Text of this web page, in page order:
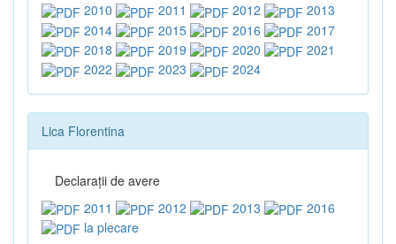
2010
2011 2012
2013
2014
2015 2016
2017
2018
2019 2020
2021
2022
2023 2024
Lica Florentina
Declaraţii de avere
2011
2012 2013
2016
la plecare